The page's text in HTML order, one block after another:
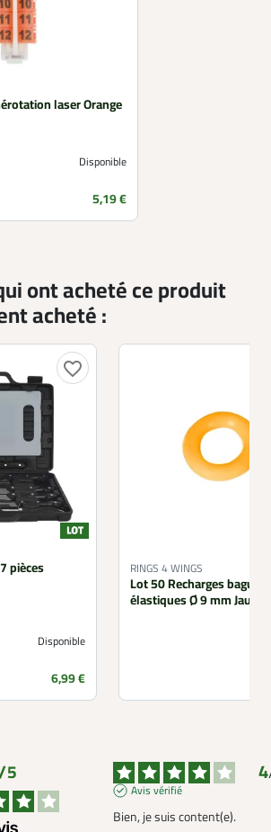
laser Orange
Disponible
Prix
5,19 €
ont acheté ce produit
acheté :
favorite_border
pièces
Disponible
Prix
6,99 €
RINGS 4 WINGS
Lot 50 Recharges bagues
élastiques Ø 9 mm Jaune
5 4
Avis vérifié
Bien, je suis content(e).